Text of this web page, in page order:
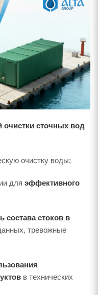
очистки сточных вод
очистку воды;
для эффективного
состава стоков в
тревожные
в технических